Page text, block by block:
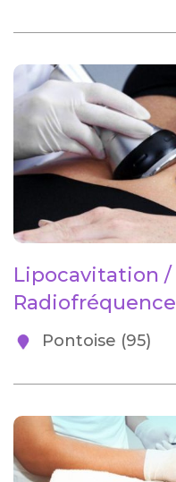
Lipocavitation /
Radiofréquence
Pontoise (95)